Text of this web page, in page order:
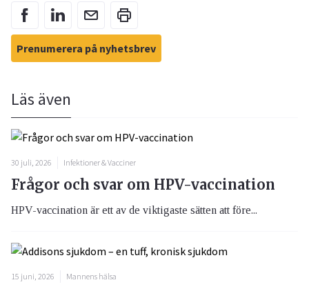
Prenumerera på nyhetsbrev
Läs även
30 juli, 2026 Infektioner & Vacciner
Frågor och svar om HPV-vaccination
HPV-vaccination är ett av de viktigaste sätten att före...
15 juni, 2026 Mannens hälsa